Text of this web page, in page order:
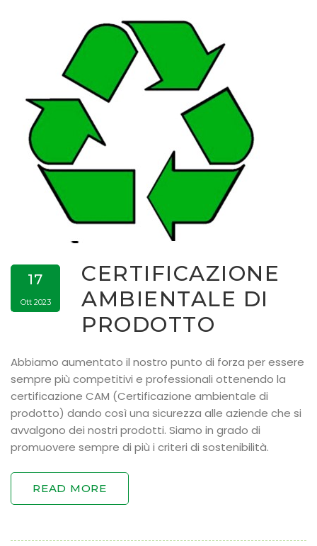
17
Ott 2023
CERTIFICAZIONE
AMBIENTALE DI
PRODOTTO
Abbiamo aumentato il nostro punto di forza per essere
sempre più competitivi e professionali ottenendo la
certificazione CAM (Certificazione ambientale di
prodotto) dando così una sicurezza alle aziende che si
avvalgono dei nostri prodotti. Siamo in grado di
promuovere sempre di più i criteri di sostenibilità.
READ MORE